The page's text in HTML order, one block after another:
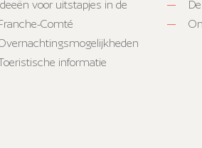
voor uitstapjes in de
Comté
informatie